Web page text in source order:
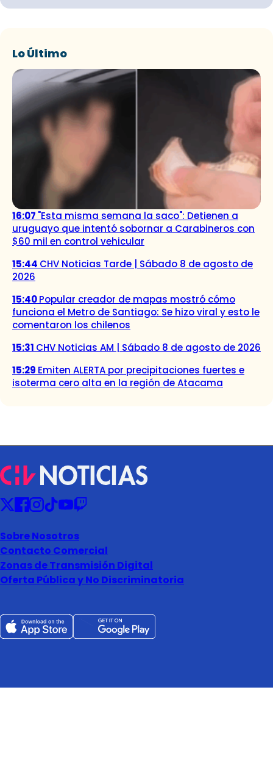
Lo Último
16:07 "Esta misma semana la saco": Detienen a
uruguayo que intentó sobornar a Carabineros con
$60 mil en control vehicular
15:44 CHV Noticias Tarde | Sábado 8 de agosto de
2026
15:40Popular creador de mapas mostró cómo
funciona el Metro de Santiago: Se hizo viral y esto le
comentaron los chilenos
15:31 CHV Noticias AM | Sábado 8 de agosto de 2026
15:29 Emiten ALERTA por precipitaciones fuertes e
isoterma cero alta en la región de Atacama
Sobre Nosotros
Contacto Comercial
Zonas de Transmisión Digital
Oferta Pública y No Discriminatoria